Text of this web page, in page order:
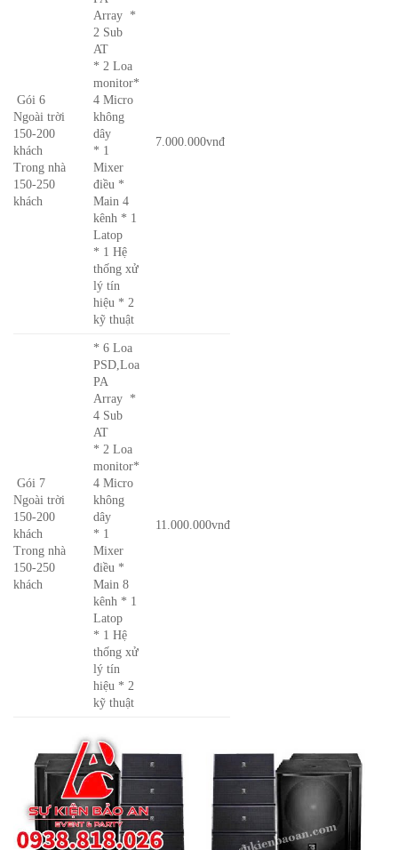
Gói 6
Ngoài trời
150-200
khách
Trong nhà
150-250
khách
Array *
2 Sub
AT
* 2 Loa
monitor*
4 Micro
không
dây
* 1
Mixer
điều *
Main 4
kênh * 1
Latop
* 1 Hệ
thống xử
lý tín
hiệu * 2
kỹ thuật
7.000.000vnđ
Gói 7
Ngoài trời
150-200
khách
Trong nhà
150-250
khách
* 6 Loa
PSD,Loa
PA
Array *
4 Sub
AT
* 2 Loa
monitor*
4 Micro
không
dây
* 1
Mixer
điều *
Main 8
kênh * 1
Latop
* 1 Hệ
thống xử
lý tín
hiệu * 2
kỹ thuật
11.000.000vnđ